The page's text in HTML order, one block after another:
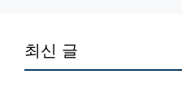
최신 글